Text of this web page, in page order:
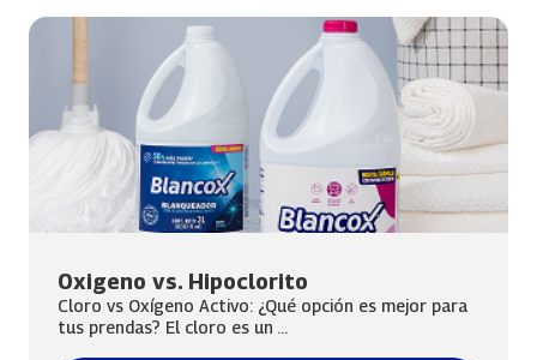
Oxigeno vs. Hipoclorito
Cloro vs Oxígeno Activo: ¿Qué opción es mejor para
tus prendas? El cloro es un ...